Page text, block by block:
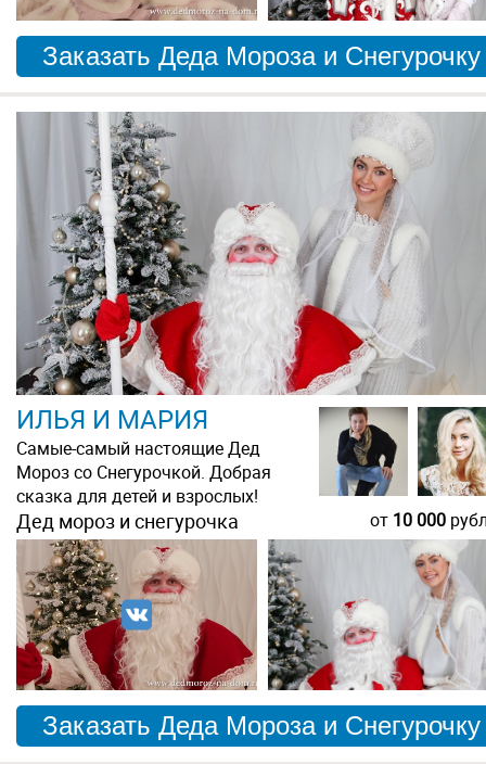
Заказать Деда Мороза и Снегурочку
ИЛЬЯ И МАРИЯ
Самые-самый настоящие Дед
Мороз со Снегурочкой. Добрая
сказка для детей и взрослых!
Дед мороз и снегурочка от 10 000
Заказать Деда Мороза и Снегурочку